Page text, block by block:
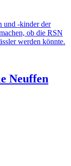
und -kinder der
ob die RSN
werden könnte.
Neuffen